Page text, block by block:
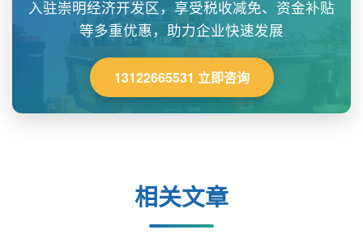
入驻崇明经济开发区，享受税收减免、资金补贴
等多重优惠，助力企业快速发展
13122665531 立即咨询
相关文章